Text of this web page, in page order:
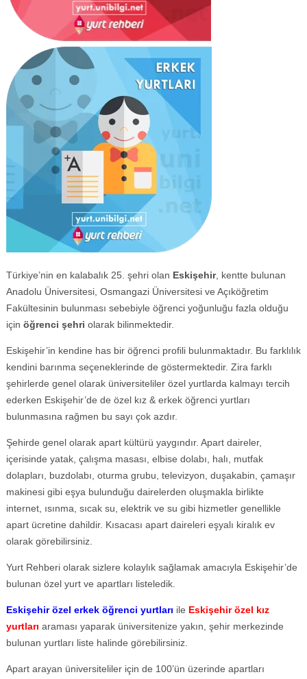
Türkiye’nin en kalabalık 25. şehri olan Eskişehir, kentte bulunan
Anadolu Üniversitesi, Osmangazi Üniversitesi ve Açıköğretim
Fakültesinin bulunması sebebiyle öğrenci yoğunluğu fazla olduğu
için öğrenci şehri olarak bilinmektedir.
Eskişehir’in kendine has bir öğrenci profili bulunmaktadır. Bu farklılık
kendini barınma seçeneklerinde de göstermektedir. Zira farklı
şehirlerde genel olarak üniversiteliler özel yurtlarda kalmayı tercih
ederken Eskişehir’de de özel kız & erkek öğrenci yurtları
bulunmasına rağmen bu sayı çok azdır.
Şehirde genel olarak apart kültürü yaygındır. Apart daireler,
içerisinde yatak, çalışma masası, elbise dolabı, halı, mutfak
dolapları, buzdolabı, oturma grubu, televizyon, duşakabin, çamaşır
makinesi gibi eşya bulunduğu dairelerden oluşmakla birlikte
internet, ısınma, sıcak su, elektrik ve su gibi hizmetler genellikle
apart ücretine dahildir. Kısacası apart daireleri eşyalı kiralık ev
olarak görebilirsiniz.
Yurt Rehberi olarak sizlere kolaylık sağlamak amacıyla Eskişehir’de
bulunan özel yurt ve apartları listeledik.
Eskişehir özel erkek öğrenci yurtları ile Eskişehir özel kız
yurtları araması yaparak üniversitenize yakın, şehir merkezinde
bulunan yurtları liste halinde görebilirsiniz.
Apart arayan üniversiteliler için de 100’ün üzerinde apartları